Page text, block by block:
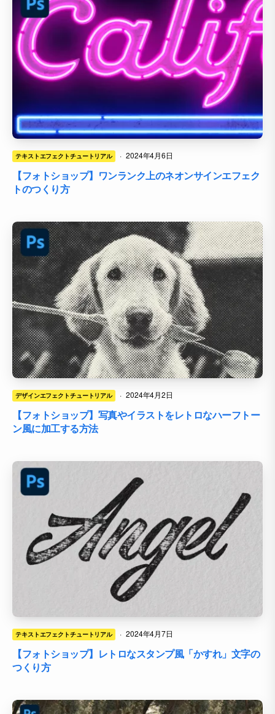
テキストエフェクトチュートリアル · 2024年4月6日
【フォトショップ】ワンランク上のネオンサインエフェク
トのつくり方
デザインエフェクトチュートリアル · 2024年4月2日
【フォトショップ】写真やイラストをレトロなハーフトー
ン風に加工する方法
テキストエフェクトチュートリアル · 2024年4月7日
【フォトショップ】レトロなスタンプ風「かすれ」文字の
つくり方